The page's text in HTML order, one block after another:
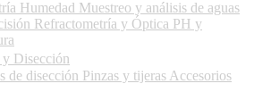
Humedad Muestreo y análisis de aguas
Refractometría y Óptica PH y
Disección
de disección Pinzas y tijeras Accesorios